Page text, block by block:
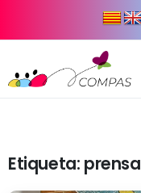
Etiqueta: prensa